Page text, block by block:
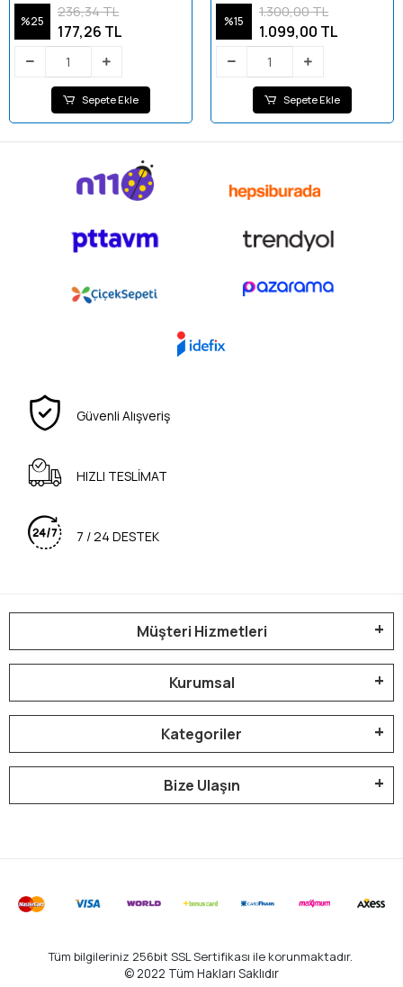
%25
236,34 TL
177,26 TL
Sepete Ekle
%15
1.300,00 TL
1.099,00 TL
Sepete Ekle
Güvenli Alışveriş
HIZLI TESLİMAT
7 / 24 DESTEK
Müşteri Hizmetleri
Kurumsal
Kategoriler
Bize Ulaşın
Tüm bilgileriniz 256bit SSL Sertifikası ile korunmaktadır.
© 2022 Tüm Hakları Saklıdır